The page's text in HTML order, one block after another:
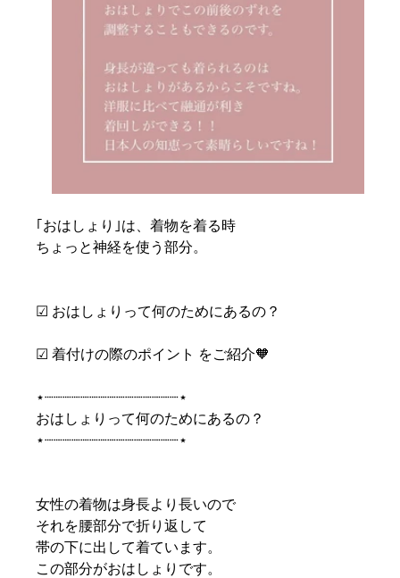
｢おはしょり｣は、着物を着る時
ちょっと神経を使う部分。
︎︎︎︎︎︎☑︎︎︎︎︎︎︎ おはしょりって何のためにあるの？
︎︎︎︎︎︎☑︎︎︎︎︎︎︎ 着付けの際のポイント をご紹介🧡
⋆┈┈┈┈┈┈┈┈┈┈┈┈┈┈┈⋆
おはしょりって何のためにあるの？
⋆┈┈┈┈┈┈┈┈┈┈┈┈┈┈┈⋆
女性の着物は身長より長いので
それを腰部分で折り返して
帯の下に出して着ています。
この部分がおはしょりです。